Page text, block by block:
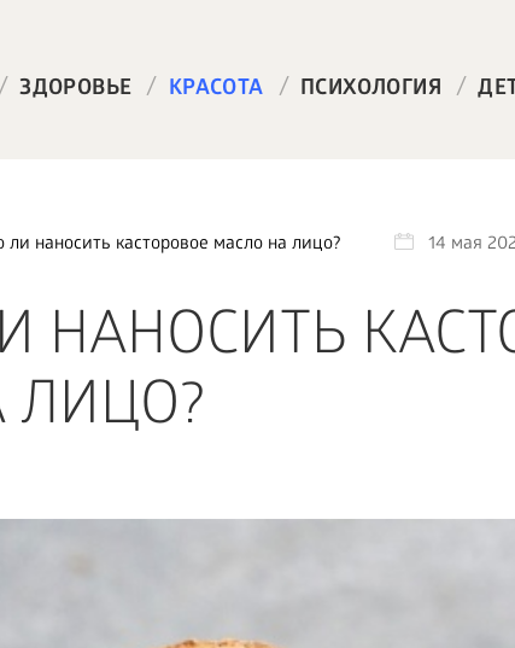
ЗДОРОВЬЕ / КРАСОТА / ПСИХОЛОГИЯ /
наносить касторовое масло на лицо? 14 мая
НАНОСИТЬ
ЛИЦО?